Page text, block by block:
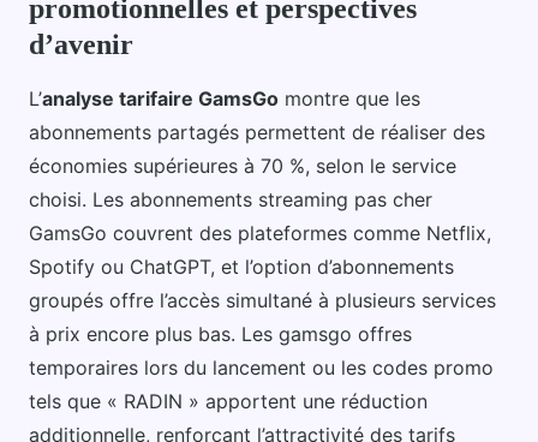
promotionnelles et perspectives
d’avenir
L’analyse tarifaire GamsGo montre que les
abonnements partagés permettent de réaliser des
économies supérieures à 70 %, selon le service
choisi. Les abonnements streaming pas cher
GamsGo couvrent des plateformes comme Netflix,
Spotify ou ChatGPT, et l’option d’abonnements
groupés offre l’accès simultané à plusieurs services
à prix encore plus bas. Les gamsgo offres
temporaires lors du lancement ou les codes promo
tels que « RADIN » apportent une réduction
additionnelle, renforçant l’attractivité des tarifs